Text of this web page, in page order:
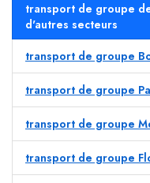
transport de groupe
d'autres secteurs
transport de groupe
transport de groupe
transport de groupe
transport de groupe